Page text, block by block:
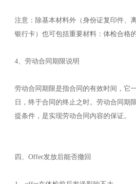
注意：除基本材料外（身份证复印件、
银行卡）也可包括重要材料：体检合格
4、劳动合同期限说明
劳动合同期限是指合同的有效时间，它
日，终于合同的终止之时。劳动合同期
提条件，是实现劳动合同内容的保证。
四、Offer发放后能否撤回